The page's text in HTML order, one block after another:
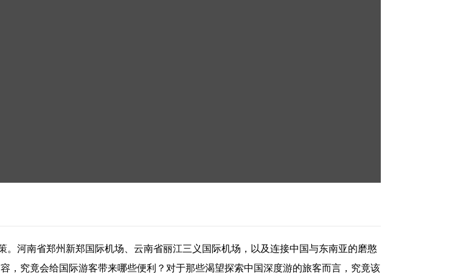
河南省郑州新郑国际机场、云南省丽江三义国际机场，以及连接中国与东南亚的磨憨
，究竟会给国际游客带来哪些便利？对于那些渴望探索中国深度游的旅客而言，究竟该